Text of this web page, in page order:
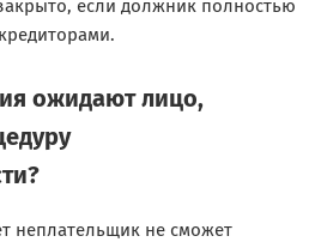
если должник полностью
ожидают лицо,
неплательщик не сможет